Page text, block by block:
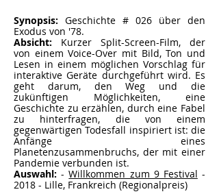
Synopsis: Geschichte # 026 über den
Exodus von '78.
Absicht: Kurzer Split-Screen-Film, der
von einem Voice-Over mit Bild, Ton und
Lesen in einem möglichen Vorschlag für
interaktive Geräte durchgeführt wird. Es
geht darum, den Weg und die
zukünftigen Möglichkeiten, eine
Geschichte zu erzählen, durch eine Fabel
zu hinterfragen, die von einem
gegenwärtigen Todesfall inspiriert ist: die
Anfänge eines
Planetenzusammenbruchs, der mit einer
Pandemie verbunden ist.
Auswahl: -Willkommen zum 9 Festival -
2018 - Lille, Frankreich (Regionalpreis)